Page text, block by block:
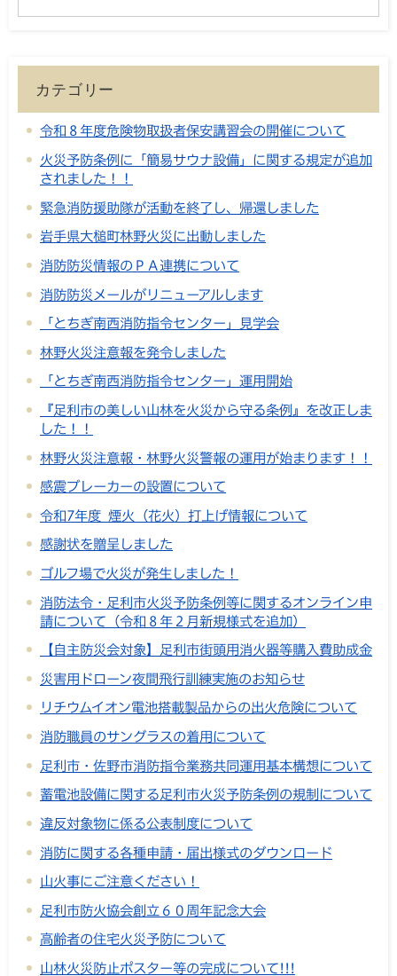
カテゴリー
令和８年度危険物取扱者保安講習会の開催について
火災予防条例に「簡易サウナ設備」に関する規定が追加
されました！！
緊急消防援助隊が活動を終了し、帰還しました
岩手県大槌町林野火災に出動しました
消防防災情報のＰＡ連携について
消防防災メールがリニューアルします
「とちぎ南西消防指令センター」見学会
林野火災注意報を発令しました
「とちぎ南西消防指令センター」運用開始
『足利市の美しい山林を火災から守る条例』を改正しま
した！！
林野火災注意報・林野火災警報の運用が始まります！！
感震ブレーカーの設置について
令和7年度 煙火（花火）打上げ情報について
感謝状を贈呈しました
ゴルフ場で火災が発生しました！
消防法令・足利市火災予防条例等に関するオンライン申
請について（令和８年２月新規様式を追加）
【自主防災会対象】足利市街頭用消火器等購入費助成金
災害用ドローン夜間飛行訓練実施のお知らせ
リチウムイオン電池搭載製品からの出火危険について
消防職員のサングラスの着用について
足利市・佐野市消防指令業務共同運用基本構想について
蓄電池設備に関する足利市火災予防条例の規制について
違反対象物に係る公表制度について
消防に関する各種申請・届出様式のダウンロード
山火事にご注意ください！
足利市防火協会創立６０周年記念大会
高齢者の住宅火災予防について
山林火災防止ポスター等の完成について!!!